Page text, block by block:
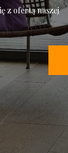
z ofertą naszej